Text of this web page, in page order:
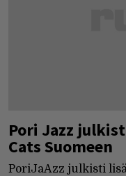
Pori Jazz
Cats Suomeen
PoriJaAzz julkisti